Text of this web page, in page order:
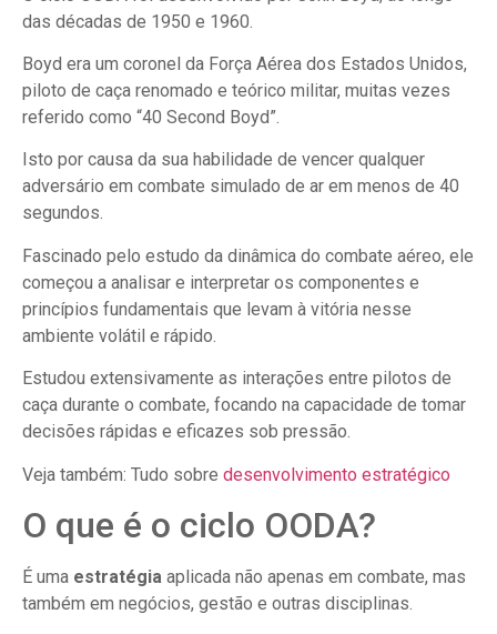
das décadas de 1950 e 1960.
Boyd era um coronel da Força Aérea dos Estados Unidos,
piloto de caça renomado e teórico militar, muitas vezes
referido como “40 Second Boyd”.
Isto por causa da sua habilidade de vencer qualquer
adversário em combate simulado de ar em menos de 40
segundos.
Fascinado pelo estudo da dinâmica do combate aéreo, ele
começou a analisar e interpretar os componentes e
princípios fundamentais que levam à vitória nesse
ambiente volátil e rápido.
Estudou extensivamente as interações entre pilotos de
caça durante o combate, focando na capacidade de tomar
decisões rápidas e eficazes sob pressão.
Veja também: Tudo sobre desenvolvimento estratégico
O que é o ciclo OODA?
É uma estratégia aplicada não apenas em combate, mas
também em negócios, gestão e outras disciplinas.